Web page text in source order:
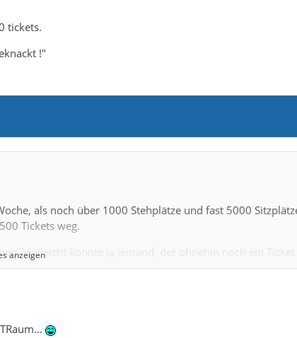
tickets.
!"
als noch über 1000 Stehplätze und fast 5000
Tickets weg.
Vielleicht könnte ja jemand, der ohnehin noch ein Ticket
Zahl wäre da auf jeden Fall mal interessant.
anzeigen